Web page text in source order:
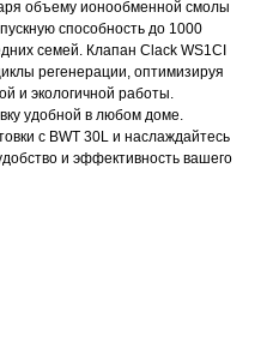
объему ионообменной смолы
способность до 1000
семей. Клапан Clack WS1CI
регенерации, оптимизируя
и экологичной работы.
удобной в любом доме.
с BWT 30L и наслаждайтесь
и эффективность вашего